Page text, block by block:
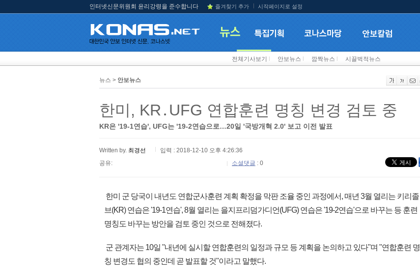
인터넷신문위원회 윤리강령을 준수합니다 즐겨찾기 추가 시작페이지로 설정
전체기사보기 안보뉴스 깜짝뉴스 시끌벅적뉴스
뉴스 > 안보뉴스
한미, KR․UFG 연합훈련 명칭 변경 검토 중
KR은 '19-1연습', UFG는 '19-2연습으로…20일 '국방개혁 2.0' 보고 이전 발표
Written by. 최경선
입력 : 2018-12-10 오후 4:26:36
공유:
소셜댓글 : 0
한미 군 당국이 내년도 연합군사훈련 계획 확정을 막판 조율 중인 과정에서, 매년 3월 열리는 키리졸
브(KR) 연습은 '19-1연습', 8월 열리는 을지프리덤가디언(UFG) 연습은 '19-2연습'으로 바꾸는 등 훈련
명칭도 바꾸는 방안을 검토 중인 것으로 전해졌다.
군 관계자는 10일 "내년에 실시할 연합훈련의 일정과 규모 등 계획을 논의하고 있다"며 "연합훈련 명
칭 변경도 협의 중인데 곧 발표할 것"이라고 말했다.